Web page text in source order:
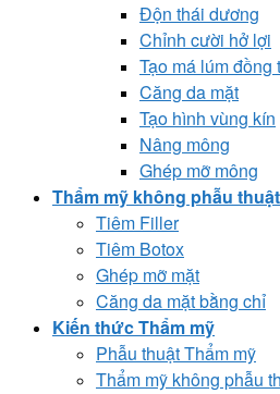
Độn thái dương
Chỉnh cười hở lợi
Tạo má lúm đồng
Căng da mặt
Tạo hình vùng kín
Nâng mông
Ghép mỡ mông
Thẩm mỹ không phẫu thuật
Tiêm Filler
Tiêm Botox
Ghép mỡ mặt
Căng da mặt bằng chỉ
Kiến thức Thẩm mỹ
Phẫu thuật Thẩm mỹ
Thẩm mỹ không phẫu